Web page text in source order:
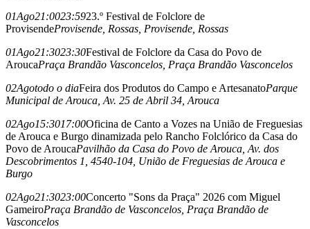
01Ago21:0023:5923.º Festival de Folclore de
ProvisendeProvisende, Rossas , Provisende, Rossas
01Ago21:3023:30Festival de Folclore da Casa do Povo de
AroucaPraça Brandão Vasconcelos , Praça Brandão Vasconcelos
02Agotodo o diaFeira dos Produtos do Campo e ArtesanatoParque
Municipal de Arouca , Av. 25 de Abril 34, Arouca
02Ago15:3017:00Oficina de Canto a Vozes na União de Freguesias
de Arouca e Burgo dinamizada pelo Rancho Folclórico da Casa do
Povo de AroucaPavilhão da Casa do Povo de Arouca , Av. dos
Descobrimentos 1, 4540-104, União de Freguesias de Arouca e
Burgo
02Ago21:3023:00Concerto "Sons da Praça" 2026 com Miguel
GameiroPraça Brandão de Vasconcelos , Praça Brandão de
Vasconcelos